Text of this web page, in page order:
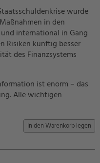
wurde
in den
international in Gang
Risiken künftig besser
des Finanzsystems
ist enorm – das
Alle wichtigen